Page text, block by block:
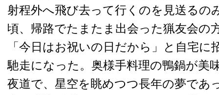
射程外へ飛び去って行くのを見送るの
頃、帰路でたまたま出会った猟友会の
「今日はお祝いの日だから」と自宅に
馳走になった。奥様手料理の鴨鍋が美
夜道で、星空を眺めつつ長年の夢であ